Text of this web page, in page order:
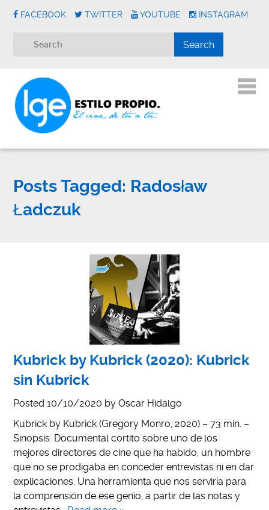
FACEBOOK TWITTER YOUTUBE INSTAGRAM
Posts Tagged: Radosław
Ładczuk
Kubrick by Kubrick (2020): Kubrick
sin Kubrick
Posted10/10/2020 byOscar Hidalgo
Kubrick by Kubrick (Gregory Monro, 2020) – 73 min. –
Sinopsis: Documental cortito sobre uno de los
mejores directores de cine que ha habido, un hombre
que no se prodigaba en conceder entrevistas ni en dar
explicaciones. Una herramienta que nos serviría para
la comprensión de ese genio, a partir de las notas y